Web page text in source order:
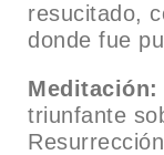
resucitado,
donde fue
Meditación:
triunfante